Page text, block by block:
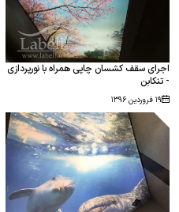
اجرای سقف کشسان چاپی همراه با نورپردازی
- تنکابن
۱۹ فروردین ۱۳۹۶